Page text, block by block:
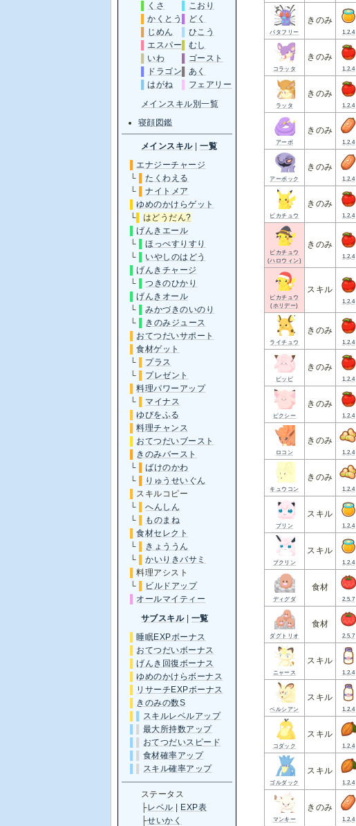
バタフリー
きのみ
1,2,4
コラッタ
きのみ
1,2,4
ラッタ
きのみ
1,2,4
アーボ
きのみ
1,2,4
アーボック
きのみ
1,2,4
ピカチュウ
きのみ
1,2,4
ピカチュウ
(ハロウィン)
きのみ
1,2,4
ピカチュウ
(ホリデー)
スキル
1,2,4
ライチュウ
きのみ
1,2,4
ピッピ
きのみ
1,2,4
ピクシー
きのみ
1,2,4
ロコン
きのみ
1,2,4
キュウコン
きのみ
1,2,4
プリン
スキル
1,2,4
プクリン
スキル
1,2,4
ディグダ
食材
2,5,7
ダグトリオ
食材
2,5,7
ニャース
スキル
1,2,4
ペルシアン
スキル
1,2,4
コダック
スキル
1,2,4
ゴルダック
スキル
1,2,4
マンキー
きのみ
1,2,4
くさ
こおり
▌かくとう
どく
じめん
ひこう
エスパー
むし
いわ
ゴースト
ドラゴン
あく
▌はがね
フェアリー
メインスキル別一覧
寝顔図鑑
メインスキル|一覧
エナジーチャージ
└
▌たくわえる
└
▌ナイトメア
▌ゆめのかけらゲット
└
はどうだん?
▌げんきエール
└
▌ほっぺすりすり
└
いやしのはどう
▌げんきチャージ
└
▌つきのひかり
▌げんきオール
└
▌みかづきのいのり
└
きのみジュース
おてつだいサポート
▌食材ゲット
└
プラス
└
プレゼント
▌料理パワーアップ
└
マイナス
▌ゆびをふる
▌料理チャンス
おてつだいブースト
きのみバースト
└
▌ばけのかわ
└
りゅうせいぐん
スキルコピー
└
▌へんしん
└
ものまね
▌食材セレクト
└
きょううん
└
▌かいりきバサミ
▌料理アシスト
└
ビルドアップ
オールマイティー
サブスキル| 一覧
睡眠EXPボーナス
おてつだいボーナス
▌げんき回復ボーナス
▌ゆめのかけらボーナス
リサーチEXPボーナス
きのみの数S
スキルレベルアップ
最大所持数アップ
おてつだいスピード
食材確率アップ
スキル確率アップ
ステータス
├レベル | EXP表
├せいかく